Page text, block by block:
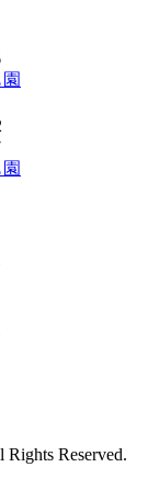
Reserved.